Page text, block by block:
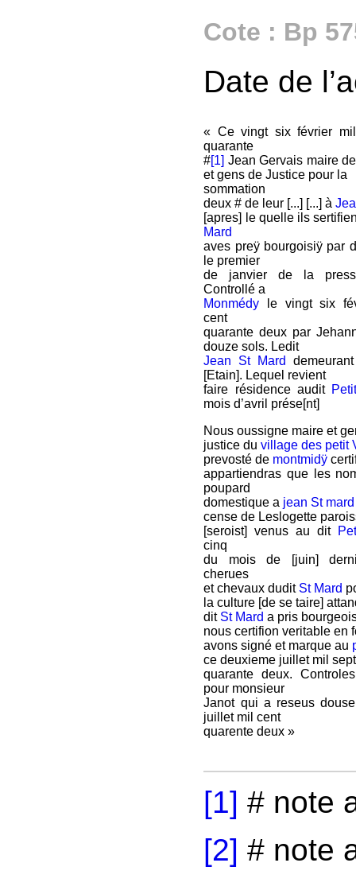
Cote : Bp
Date de
« Ce vingt six février
quarante
#[1] Jean Gervais maire
et gens de Justice pour la
sommation
deux # de leur [...] [...] à
[apres] le quelle ils
Mard
aves preÿ bourgoisiÿ par
le premier
de janvier de la
Controllé a
Monmédy le vingt six
cent
quarante deux par
douze sols. Ledit
Jean St Mard
[Etain]. Lequel revient
faire résidence audit
mois d’avril prése[nt]
Nous oussigne maire et
justice duvillage des petit
prevosté de montmidÿ
appartiendras que les
poupard
domestique a jean St mard
cense de Leslogette
[seroist] venus au dit
cinq
du mois de [juin]
cherues
et chevaux dudit St Mard
la culture [de se taire]
dit St Mard a pris
nous certifion veritable en
avons signé et marque au
ce deuxieme juillet mil
quarante deux.
pour monsieur
Janot qui a reseus
juillet mil cent
quarente deux »
[1] # note
[2] # note